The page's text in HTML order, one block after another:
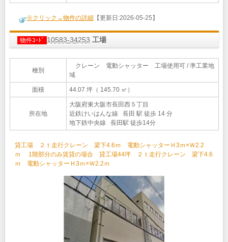
※クリック→物件の詳細 【更新日:2026-05-25】
物件ｺｰﾄﾞ 10583-34253 工場
種別
クレーン 電動シャッター 工場使用可 / 準工業地
域
面積 44.07 坪（ 145.70 ㎡）
所在地
大阪府東大阪市長田西５丁目
近鉄けいはんな線 長田 駅 徒歩 14 分
地下鉄中央線 長田駅 徒歩14分
貸工場 ２ｔ走行クレーン 梁下4.6ｍ 電動シャッターＨ3ｍ×Ｗ2.2
ｍ 1階部分のみ賃貸の場合 貸工場44坪 ２ｔ走行クレーン 梁下4.6
ｍ 電動シャッターＨ3ｍ×Ｗ2.2ｍ